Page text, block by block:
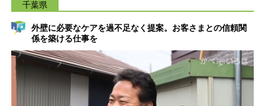
千葉県
外壁に必要なケアを過不足なく提案。お客さまとの信頼関
係を築ける仕事を